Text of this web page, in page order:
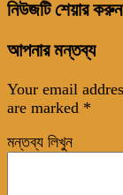
নিউজটি শেয়ার করুন
আপনার মন্তব্য
Your email
are marked *
মন্তব্য লিখুন